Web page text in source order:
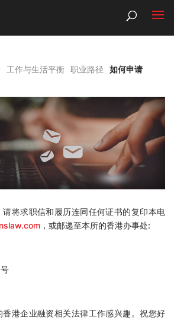
工作与生活平衡 职业路径
如何申请
将求职信和履历连同任何证书的复印本电
，或邮递至本所的香港办事处:
港企业融资相关法律工作感兴趣。祝您好